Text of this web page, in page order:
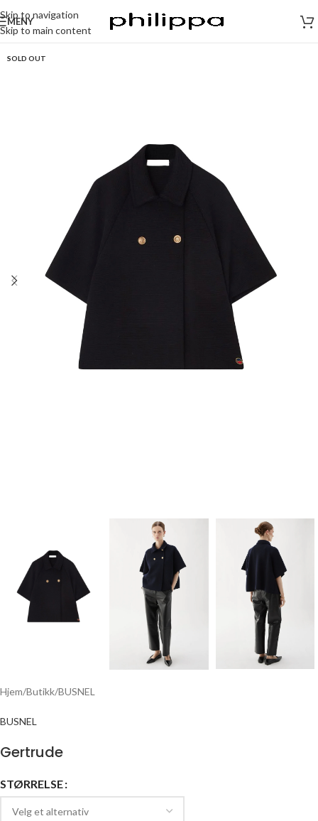
Skip to navigation
Skip to main content
MENY
SOLD OUT
Hjem/Butikk/BUSNEL
BUSNEL
Gertrude
STØRRELSE